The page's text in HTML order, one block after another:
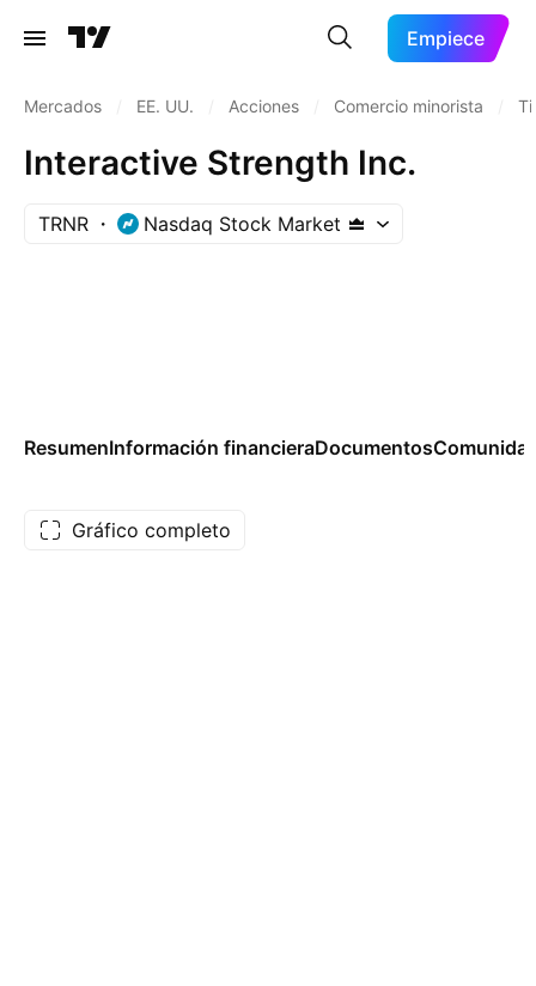
Empiece
Mercados EE. UU. Acciones Comercio minorista
Interactive Strength Inc.
TRNR Nasdaq Stock Market
ResumenInformación financieraDocumentos
Gráfico completo